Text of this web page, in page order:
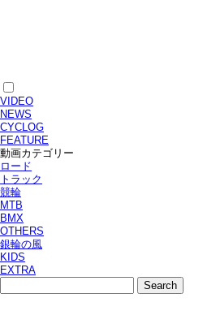
VIDEO
NEWS
CYCLOG
FEATURE
動画カテゴリー
ロード
トラック
競輪
MTB
BMX
OTHERS
銀輪の風
KIDS
EXTRA